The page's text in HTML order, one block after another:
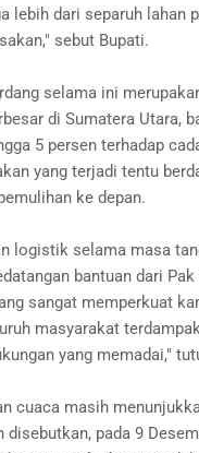
lebih dari separuh lahan
sebut Bupati.
selama ini
di Sumatera Utara,
5 persen terhadap
yang terjadi tentu
ke depan.
logistik selama masa
bantuan dari Pak
sangat memperkuat
masyarakat
yang memadai,"
cuaca masih
disebutkan, pada 9